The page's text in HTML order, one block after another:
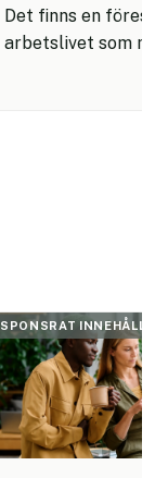
Det finns en
arbetslivet som
SPONSRAT INNEHÅLL